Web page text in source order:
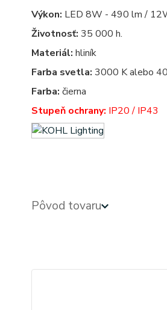
Výkon: LED 8W - 490 lm /
Životnosť: 35 000 h.
Materiál: hliník
Farba svetla: 3000 K alebo
Farba: čierna
Stupeň ochrany: IP20 / IP43
Pôvod tovaru